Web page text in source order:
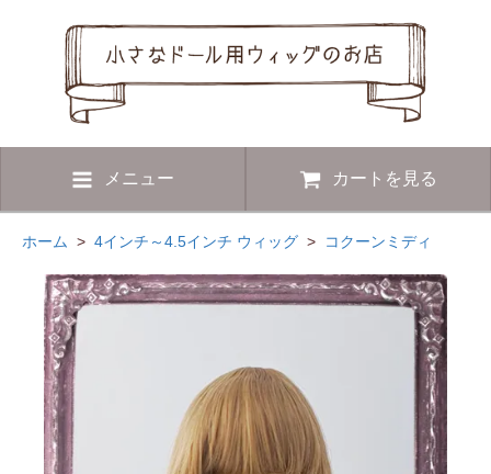
メニュー カートを見る
ホーム > 4インチ～4.5インチ ウィッグ > コクーンミディ